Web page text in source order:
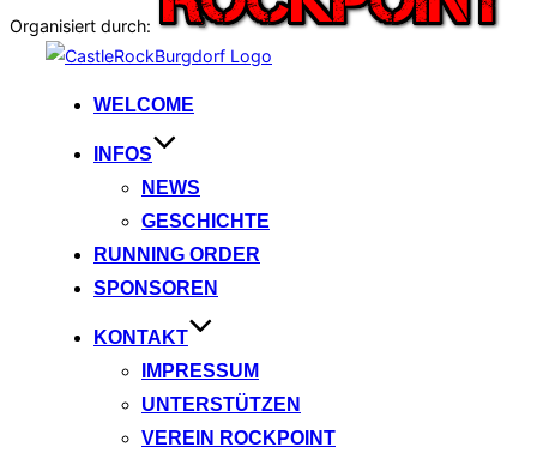
Organisiert durch:
springen
WELCOME
INFOS
NEWS
GESCHICHTE
RUNNING ORDER
SPONSOREN
KONTAKT
IMPRESSUM
UNTERSTÜTZEN
VEREIN ROCKPOINT